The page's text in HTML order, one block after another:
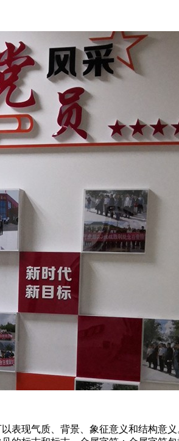
表现气质、背景、象征意义和结构意